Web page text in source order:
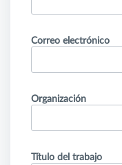
Correo electrónico
Organización
Título del trabajo